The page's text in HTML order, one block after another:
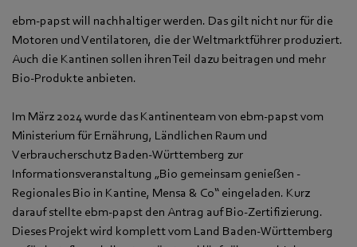
ebm‑papst will nachhaltiger werden. Das gilt nicht nur für die
Motoren und Ventilatoren, die der Weltmarktführer produziert.
Auch die Kantinen sollen ihren Teil dazu beitragen und mehr
Bio-Produkte anbieten.
Im März 2024 wurde das Kantinenteam von ebm‑papst vom
Ministerium für Ernährung, Ländlichen Raum und
Verbraucherschutz Baden-Württemberg zur
Informationsveranstaltung „Bio gemeinsam genießen -
Regionales Bio in Kantine, Mensa & Co“ eingeladen. Kurz
darauf stellte ebm‑papst den Antrag auf Bio-Zertifizierung.
Dieses Projekt wird komplett vom Land Baden-Württemberg